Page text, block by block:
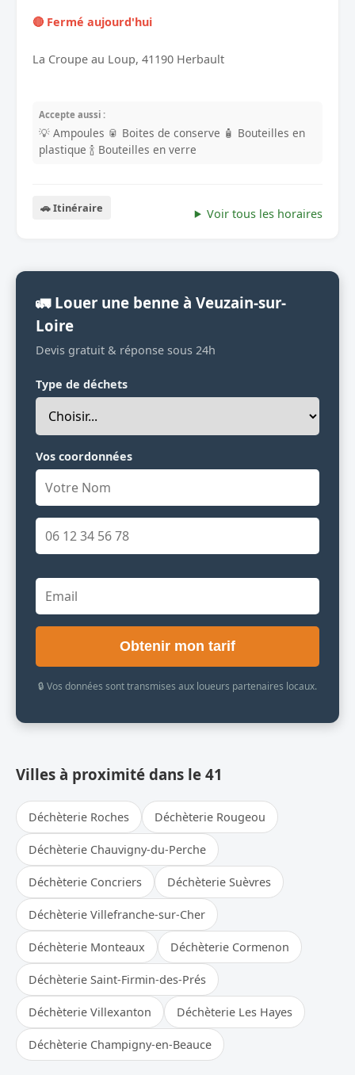
🔴 Fermé aujourd'hui
La Croupe au Loup, 41190 Herbault
Accepte aussi :
💡 Ampoules 🥫 Boites de conserve 🧴 Bouteilles en
plastique 🍾 Bouteilles en verre
🚗 Itinéraire Voir tous les horaires
🚛 Louer une benne à Veuzain-sur-
Loire
Devis gratuit & réponse sous 24h
Type de déchets
Vos coordonnées
Obtenir mon tarif
🔒 Vos données sont transmises aux loueurs partenaires locaux.
Villes à proximité dans le 41
Déchèterie Roches Déchèterie Rougeou
Déchèterie Chauvigny-du-Perche
Déchèterie Concriers Déchèterie Suèvres
Déchèterie Villefranche-sur-Cher
Déchèterie Monteaux Déchèterie Cormenon
Déchèterie Saint-Firmin-des-Prés
Déchèterie Villexanton Déchèterie Les Hayes
Déchèterie Champigny-en-Beauce